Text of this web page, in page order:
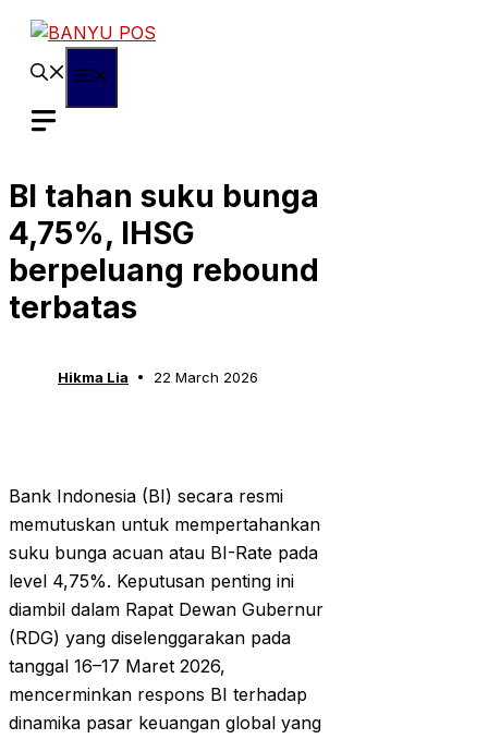
Skip
content
BI tahan suku bunga
4,75%, IHSG
berpeluang rebound
terbatas
Hikma Lia 22 March 2026
Bank Indonesia (BI) secara resmi
memutuskan untuk mempertahankan
suku bunga acuan atau BI-Rate pada
level 4,75%. Keputusan penting ini
diambil dalam Rapat Dewan Gubernur
(RDG) yang diselenggarakan pada
tanggal 16–17 Maret 2026,
mencerminkan respons BI terhadap
dinamika pasar keuangan global yang